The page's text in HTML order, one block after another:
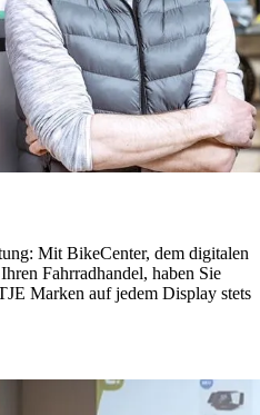
Mit BikeCenter, dem digitalen
Fahrradhandel, haben Sie
Marken auf jedem Display stets